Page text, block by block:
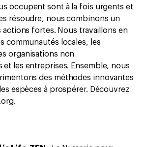
occupent sont à la fois urgents et
résoudre, nous combinons un
actions fortes. Nous travaillons en
communautés locales, les
organisations non
et les entreprises. Ensemble, nous
des méthodes innovantes
espèces à prospérer. Découvrez